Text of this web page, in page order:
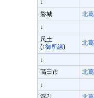
↓
磐城
北
↓
尺土
(↑御所線)
北
↓
高田市
北
↓